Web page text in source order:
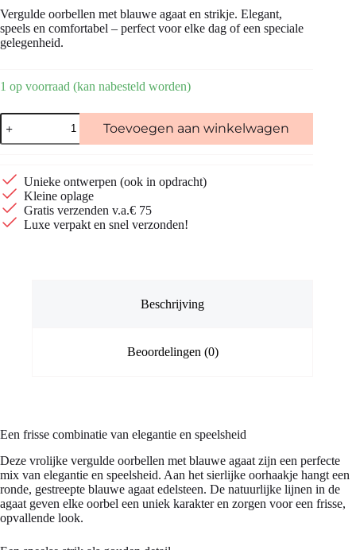
Vergulde oorbellen met blauwe agaat en strikje. Elegant,
speels en comfortabel – perfect voor elke dag of een speciale
gelegenheid.
1 op voorraad (kan nabesteld worden)
Vergulde
strik
oorbellen
blauwe
agaat
aantal
Toevoegen aan winkelwagen
Unieke ontwerpen (ook in opdracht)
Kleine oplage
Gratis verzenden v.a.€ 75
Luxe verpakt en snel verzonden!
Beschrijving
Beoordelingen (0)
Een frisse combinatie van elegantie en speelsheid
Deze vrolijke vergulde oorbellen met blauwe agaat zijn een perfecte
mix van elegantie en speelsheid. Aan het sierlijke oorhaakje hangt een
ronde, gestreepte blauwe agaat edelsteen. De natuurlijke lijnen in de
agaat geven elke oorbel een uniek karakter en zorgen voor een frisse,
opvallende look.